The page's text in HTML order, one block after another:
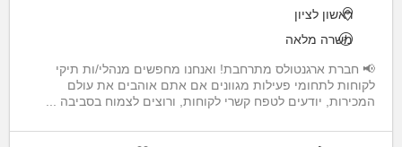
ראשון לציון
משרה מלאה
📢 חברת ארגנטולס מתרחבת! ואנחנו מחפשים מנהלי/ות תיקי
לקוחות לתחומי פעילות מגוונים אם אתם אוהבים את עולם
המכירות, יודעים לטפח קשרי לקוחות, ורוצים לצמוח בסביבה ...